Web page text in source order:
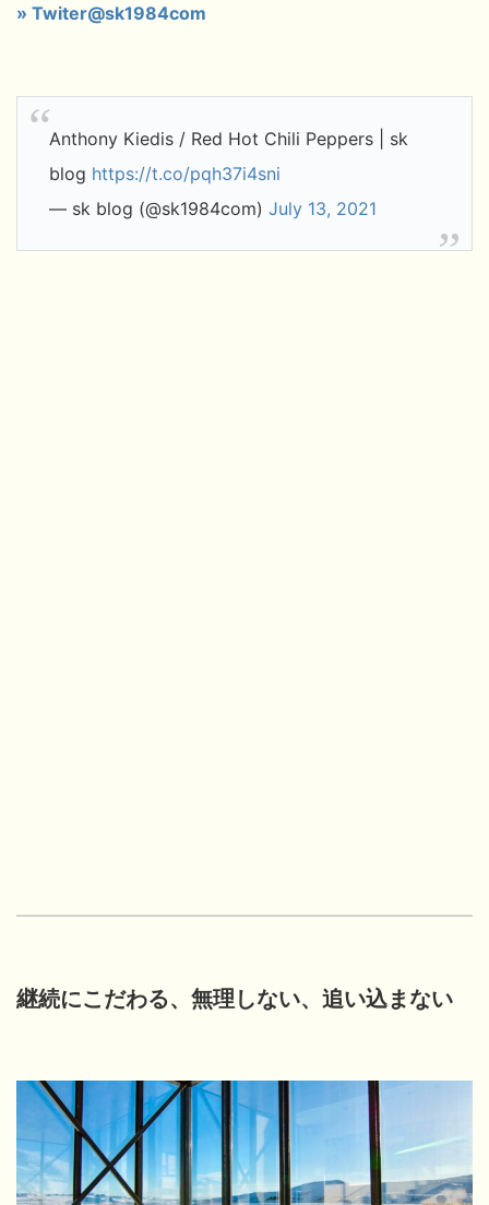
» Twiter@sk1984com
Anthony Kiedis / Red Hot Chili Peppers | sk
blog https://t.co/pqh37i4sni
— sk blog (@sk1984com) July 13, 2021
継続にこだわる、無理しない、追い込まない